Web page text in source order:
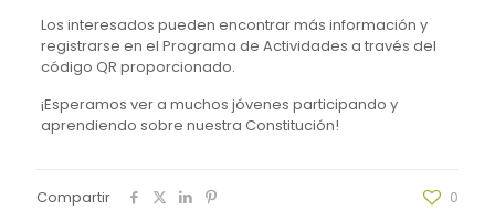
Los interesados pueden encontrar más información y
registrarse en el Programa de Actividades a través del
código QR proporcionado.
¡Esperamos ver a muchos jóvenes participando y
aprendiendo sobre nuestra Constitución!
Compartir 0